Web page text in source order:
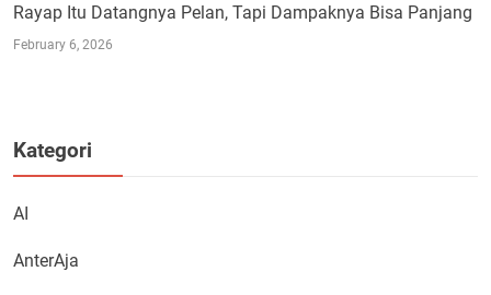
Rayap Itu Datangnya Pelan, Tapi Dampaknya Bisa Panjang
February 6, 2026
Kategori
AI
AnterAja